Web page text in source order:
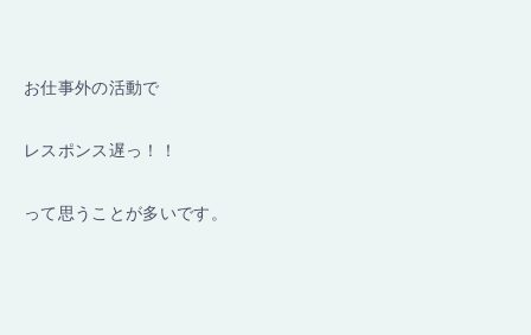
お仕事外の活動で
レスポンス遅っ！！
って思うことが多いです。